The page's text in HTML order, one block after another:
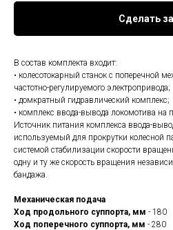
Сделать
В состав комплекта входит:
• колесотокарный станок с поперечной
частотно-регулируемого электропривода;
• домкратный гидравлический комплекс;
• комплекс ввода-вывода локомотива на
Источник питания комплекса ввода-
используемый для прокрутки колесной
системой стабилизации скорости
одну и ту же скорость вращения
бандажа.
Механическая подача
Ход продольного суппорта, мм - 180
Ход поперечного суппорта, мм - 280